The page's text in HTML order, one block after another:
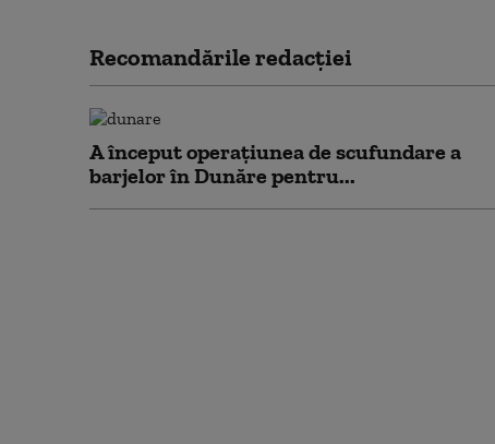
Recomandările redacţiei
A început operațiunea de scufundare a
barjelor în Dunăre pentru...